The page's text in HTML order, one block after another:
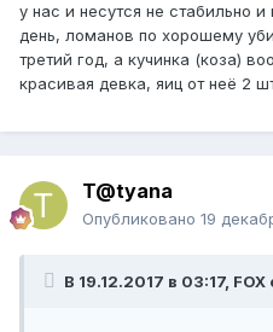
у нас и несутся не стабильно
день, ломанов по хорошему
третий год, а кучинка (коза)
красивая девка, яиц от неё 2
T@tyana
Опубликовано 19
В 19.12.2017 в 03:17, FOX